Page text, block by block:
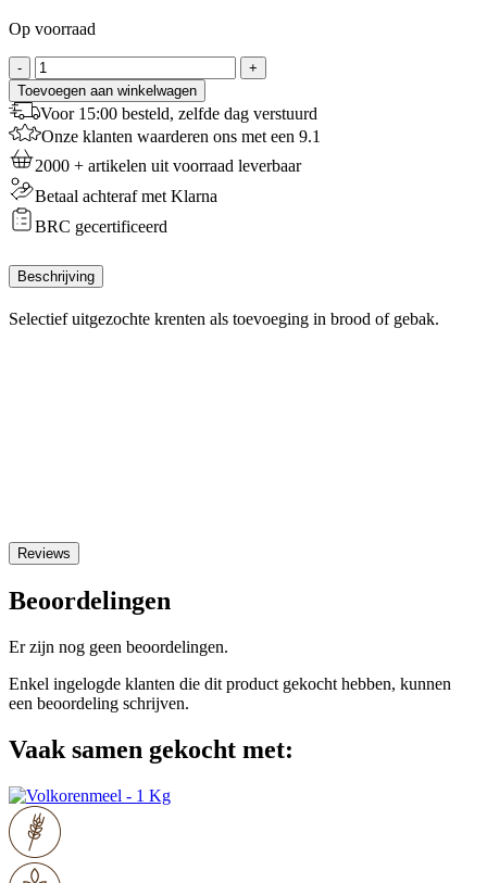
Op voorraad
-
Krenten
-
500
g
aantal
+
Toevoegen aan winkelwagen
Voor 15:00 besteld, zelfde dag verstuurd
Onze klanten waarderen ons met een 9.1
2000 + artikelen uit voorraad leverbaar
Betaal achteraf met Klarna
BRC gecertificeerd
Beschrijving
Selectief uitgezochte krenten als toevoeging in brood of gebak.
Reviews
Beoordelingen
Er zijn nog geen beoordelingen.
Enkel ingelogde klanten die dit product gekocht hebben, kunnen
een beoordeling schrijven.
Vaak samen gekocht met: